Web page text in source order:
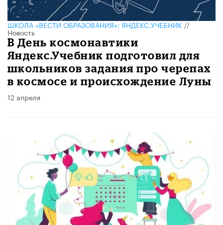
ШКОЛА «ВЕСТИ ОБРАЗОВАНИЯ»: ЯНДЕКС.УЧЕБНИК//
Новость
В День космонавтики
Яндекс.Учебник подготовил для
школьников задания про черепах
в космосе и происхождение Луны
12 апреля